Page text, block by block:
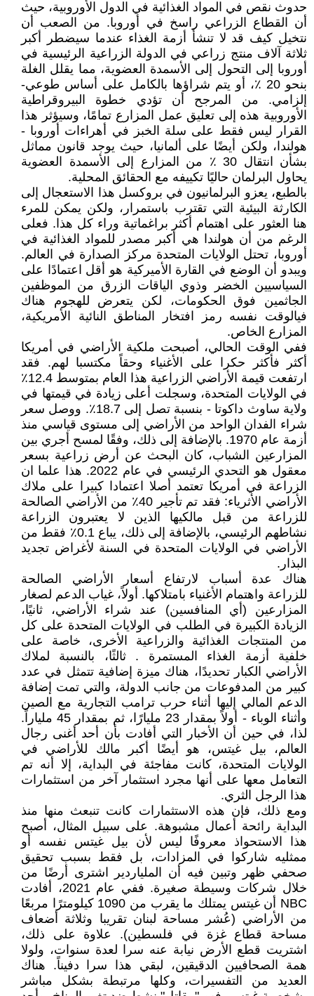
حدوث نقص في المواد الغذائية في الدول الأوروبية، حيث
أن القطاع الزراعي راسخ في أوروبا. من الصعب أن
نتخيل كيف قد لا تنشأ أزمة الغذاء عندما سيضطر أكبر
ثلاثة آلاف منتج زراعي في الدولة الزراعية الرئيسية في
أوروبا إلى التحول إلى الأسمدة العضوية، مما يقلل الغلة
بنحو 20 ٪، أو يتم شراؤها بالكامل على أساس طوعي-
إلزامي. من المرجح أن تؤدي خطوة البيروقراطية
الأوروبية هذه إلى تعليق عمل المزارع تمامًا، وسيؤثر هذا
القرار ليس فقط على سلة الخبز في أهراءات أوروبا -
هولندا، ولكن أيضًا على ألمانيا، حيث يوجد قانون مماثل
بشأن انتقال 30 ٪ من المزارع إلى الأسمدة العضوية
يحاول البرلمان حاليًا تكييفه مع الحقائق المحلية.
بالطبع، يعزو البرلمانيون في بروكسل هذا الاستعجال إلى
الكارثة البيئية التي تقترب باستمرار، ولكن يمكن للمرء
هنا العثور على اهتمام أكثر براغماتية وراء كل هذا. فعلى
الرغم من أن هولندا هي أكبر مصدر للمواد الغذائية في
أوروبا، تحتل الولايات المتحدة مركز الصدارة في العالم.
ويبدو أن الوضع في القارة الأميركية هو أقل اعتمادًا على
السياسيين الخضر وذوي الياقات الزرق من الموظفين
الجاثمين فوق الحكومات، لكن يتعرض للهجوم هناك
فيالوقت نفسه رمز افتخار المناطق النائية الأمريكية،
المزارع الخاص.
ففي الوقت الحالي، أصبحت ملكية الأراضي في أمريكا
أكثر فأكثر حكرا على الأغنياء وحقاً مكتسبا لهم. فقد
ارتفعت قيمة الأراضي الزراعية هذا العام بمتوسط 12.4٪
في الولايات المتحدة، وسجلت أعلى زيادة في قيمتها في
ولاية ساوث داكوتا - بنسبة تصل إلى 18.7٪. ووصل سعر
شراء الفدان الواحد من الأراضي إلى مستوى قياسي منذ
أزمة عام 1970. بالإضافة إلى ذلك، وفقًا لمسح أجري بين
المزارعين الشباب، كان البحث عن أرض زراعية بسعر
معقول هو التحدي الرئيسي في عام 2022. هذا علما ان
الزراعة في أمريكا تعتمد أصلا اعتمادا كبيرا على ملاك
الأراضي الأثرياء: فقد تم تأجير 40٪ من الأراضي الصالحة
للزراعة من قبل مالكيها الذين لا يعتبرون الزراعة
نشاطهم الرئيسي، بالإضافة إلى ذلك، يباع 0.1٪ فقط من
الأراضي في الولايات المتحدة في السنة لأغراض تجديد
البذار.
هناك عدة أسباب لارتفاع أسعار الأراضي الصالحة
للزراعة واهتمام الأغنياء بامتلاكها. أولاً، غياب الدعم لصغار
المزارعين (أي المنافسين) عند شراء الأراضي، ثانيًا،
الزيادة الكبيرة في الطلب في الولايات المتحدة على كل
من المنتجات الغذائية والزراعية الأخرى، خاصة على
خلفية أزمة الغذاء المستمرة . ثالثًا، بالنسبة لملاك
الأراضي الكبار تحديدًا، هناك ميزة إضافية تتمثل في عدد
كبير من المدفوعات من جانب الدولة، والتي تمت إضافة
الدعم المالي إليها أثناء حرب ترامب التجارية مع الصين
وأثناء الوباء - أولاً بمقدار 23 مليارًا، ثم بمقدار 45 ملياراً.
لذا، في حين أن الأخبار التي أفادت بأن أحد أغنى رجال
العالم، بيل غيتس، هو أيضًا أكبر مالك للأراضي في
الولايات المتحدة، كانت مفاجئة في البداية، إلا أنه تم
التعامل معها على أنها مجرد استثمار آخر من استثمارات
هذا الرجل الثري.
ومع ذلك، فإن هذه الاستثمارات كانت تنبعث منها منذ
البداية رائحة أعمال مشبوهة. على سبيل المثال، أصبح
هذا الاستحواذ معروفًا ليس لأن بيل غيتس نفسه أو
ممثليه شاركوا في المزادات، بل فقط بسبب تحقيق
صحفي ظهر وتبين فيه أن الملياردير اشترى أرضًا من
خلال شركات وسيطة صغيرة. ففي عام 2021، أفادت
NBC أن غيتس يمتلك ما يقرب من 1090 كيلومترًا مربعًا
من الأراضي (عُشر مساحة لبنان تقريبا وثلاثة أضعاف
مساحة قطاع غزة في فلسطين). علاوة على ذلك،
اشتريت قطع الأرض نيابة عنه سرا لعدة سنوات، ولولا
همة الصحافيين الدقيقين، لبقي هذا سرا دفيناً. هناك
العديد من التفسيرات، وكلها مرتبطة بشكل مباشر